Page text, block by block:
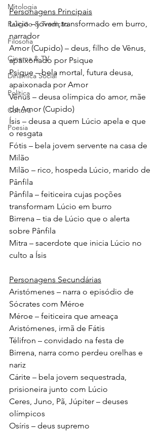
Mitologia
Religião & Tradição
Filosofia
Cinema & TV
Dinâmica Social
Política
Cultura
Poesia
Personagens Principais
Lúcio – jovem transformado em burro,
narrador
Amor (Cupido) – deus, filho de Vênus,
apaixonado por Psique
Psique – bela mortal, futura deusa,
apaixonada por Amor
Vênus – deusa olímpica do amor, mãe
de Amor (Cupido)
Ísis – deusa a quem Lúcio apela e que
o resgata
Fótis – bela jovem servente na casa de
Milão
Milão – rico, hospeda Lúcio, marido de
Pânfila
Pânfila – feiticeira cujas poções
transformam Lúcio em burro
Birrena – tia de Lúcio que o alerta
sobre Pânfila
Mitra – sacerdote que inicia Lúcio no
culto a Ísis
Personagens Secundárias
Aristómenes – narra o episódio de
Sócrates com Méroe
Méroe – feiticeira que ameaça
Aristómenes, irmã de Fátis
Télifron – convidado na festa de
Birrena, narra como perdeu orelhas e
nariz
Cárite – bela jovem sequestrada,
prisioneira junto com Lúcio
Ceres, Juno, Pã, Júpiter – deuses
olímpicos
Osíris – deus supremo